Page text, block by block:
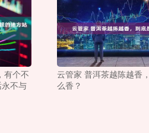
有个不
不与
云管家 普洱茶越陈越香
么香？